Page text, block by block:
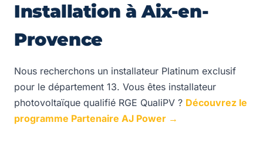
Installation à Aix-en-
Provence
Nous recherchons un installateur Platinum exclusif
pour le département 13. Vous êtes installateur
photovoltaïque qualifié RGE QualiPV ? Découvrez le
programme Partenaire AJ Power →